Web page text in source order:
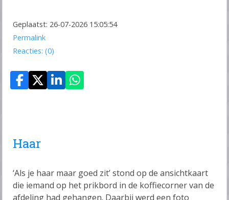
Geplaatst: 26-07-2026 15:05:54
Permalink
Reacties: (0)
Haar
‘Als je haar maar goed zit’ stond op de ansichtkaart
die iemand op het prikbord in de koffiecorner van de
afdeling had gehangen. Daarbij werd een foto